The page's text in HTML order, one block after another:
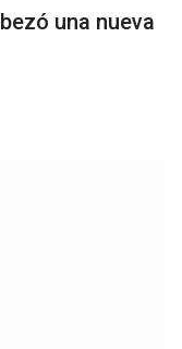
una nueva